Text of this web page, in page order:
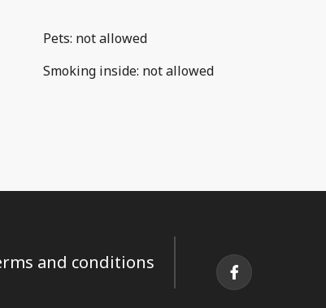
Pets: not allowed
Smoking inside: not allowed
and conditions